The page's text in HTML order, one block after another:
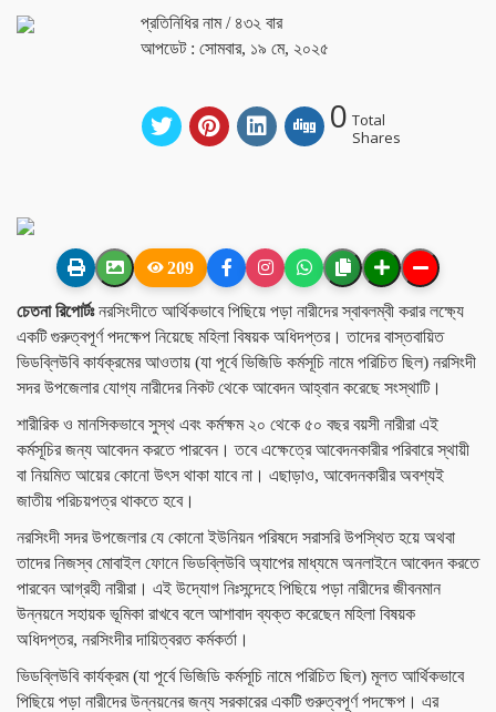
প্রতিনিধির নাম/ ৪৩২ বার
আপডেট : সোমবার, ১৯ মে, ২০২৫
0 Total
Shares
209
চেতনা রিপোর্টঃনরসিংদীতে আর্থিকভাবে পিছিয়ে পড়া নারীদের স্বাবলম্বী করার লক্ষ্যে
একটি গুরুত্বপূর্ণ পদক্ষেপ নিয়েছে মহিলা বিষয়ক অধিদপ্তর। তাদের বাস্তবায়িত
ভিডব্লিউবি কার্যক্রমের আওতায় (যা পূর্বে ভিজিডি কর্মসূচি নামে পরিচিত ছিল) নরসিংদী
সদর উপজেলার যোগ্য নারীদের নিকট থেকে আবেদন আহ্বান করেছে সংস্থাটি।
শারীরিক ও মানসিকভাবে সুস্থ এবং কর্মক্ষম ২০ থেকে ৫০ বছর বয়সী নারীরা এই
কর্মসূচির জন্য আবেদন করতে পারবেন। তবে এক্ষেত্রে আবেদনকারীর পরিবারে স্থায়ী
বা নিয়মিত আয়ের কোনো উৎস থাকা যাবে না। এছাড়াও, আবেদনকারীর অবশ্যই
জাতীয় পরিচয়পত্র থাকতে হবে।
নরসিংদী সদর উপজেলার যে কোনো ইউনিয়ন পরিষদে সরাসরি উপস্থিত হয়ে অথবা
তাদের নিজস্ব মোবাইল ফোনে ভিডব্লিউবি অ্যাপের মাধ্যমে অনলাইনে আবেদন করতে
পারবেন আগ্রহী নারীরা। এই উদ্যোগ নিঃসন্দেহে পিছিয়ে পড়া নারীদের জীবনমান
উন্নয়নে সহায়ক ভূমিকা রাখবে বলে আশাবাদ ব্যক্ত করেছেন মহিলা বিষয়ক
অধিদপ্তর, নরসিংদীর দায়িত্বরত কর্মকর্তা।
ভিডব্লিউবি কার্যক্রম (যা পূর্বে ভিজিডি কর্মসূচি নামে পরিচিত ছিল) মূলত আর্থিকভাবে
পিছিয়ে পড়া নারীদের উন্নয়নের জন্য সরকারের একটি গুরুত্বপূর্ণ পদক্ষেপ। এর